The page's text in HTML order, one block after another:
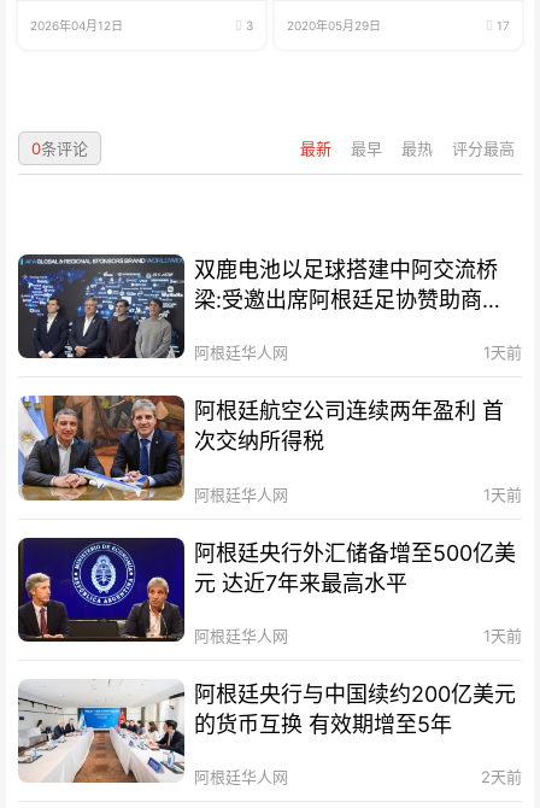
2026年04月12日 3 2020年05月29日 17
最新 最早 最热 评分最高
0条评论
双鹿电池以足球搭建中阿交流桥
梁:受邀出席阿根廷足协赞助商招
阿根廷华人网 1天前
阿根廷航空公司连续两年盈利 首
次交纳所得税
阿根廷华人网 1天前
阿根廷央行外汇储备增至500亿美
元 达近7年来最高水平
阿根廷华人网 1天前
阿根廷央行与中国续约200亿美元
的货币互换 有效期增至5年
阿根廷华人网 2天前